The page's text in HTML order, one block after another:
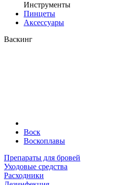
Инструменты
Пинцеты
Аксессуары
Васкинг
Воск
Воскоплавы
Препараты для бровей
Уходовые средства
Расходники